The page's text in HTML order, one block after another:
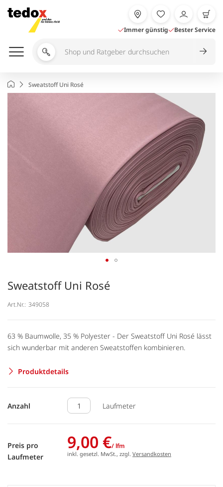
Inhalt
springen
Immer günstig Bester Service
Shop
Ratgeber
durchsuchen
StartseiteSweatstoff Uni Rosé
Sweatstoff Uni Rosé
Art.Nr.: 349058
63 % Baumwolle, 35 % Polyester - Der Sweatstoff Uni Rosé lässt
sich wunderbar mit anderen Sweatstoffen kombinieren.
Produktdetails
Anzahl Laufmeter
Preis pro
Laufmeter
9,00 €/ lfm
inkl. gesetzl. MwSt., zzgl. Versandkosten